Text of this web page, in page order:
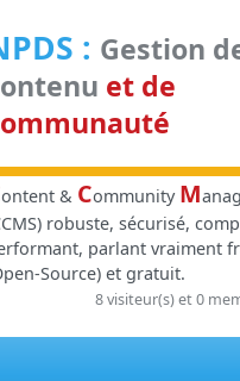
: Gestion
et de
ontent & Community M
robuste, sécurisé,
parlant vraiment
Source) et gratuit.
8 visiteur(s) et 0